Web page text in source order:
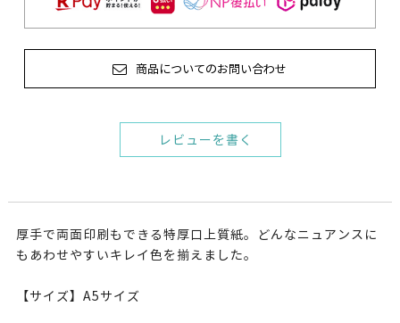
商品についてのお問い合わせ
レビューを書く
厚手で両面印刷もできる特厚口上質紙。どんなニュアンスに
もあわせやすいキレイ色を揃えました。
【サイズ】A5サイズ